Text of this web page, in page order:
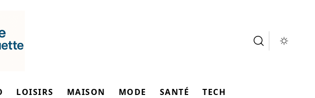
LOISIRS MAISON MODE SANTÉ TECH